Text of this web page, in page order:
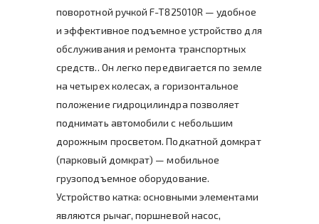
поворотной ручкой F-T825010R — удобное
и эффективное подъемное устройство для
обслуживания и ремонта транспортных
средств.. Он легко передвигается по земле
на четырех колесах, а горизонтальное
положение гидроцилиндра позволяет
поднимать автомобили с небольшим
дорожным просветом. Подкатной домкрат
(парковый домкрат) — мобильное
грузоподъемное оборудование.
Устройство катка: основными элементами
являются рычаг, поршневой насос,